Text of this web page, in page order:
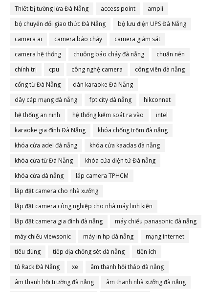
Thiết bị tường lửa Đà Nẵng
access point
ampli
bộ chuyển đổi giao thức Đà Nẵng
bộ lưu điện UPS Đà Nẵng
camera ai
camera báo cháy
camera giám sát
camera hệ thống
chuông báo cháy đà nẵng
chuẩn nén
chính trị
cpu công nghệ camera
công viên đà nẵng
cổng từ Đà Nẵng
dàn karaoke Đà Nẵng
dây cáp mạng đà nẵng
fpt city đà nẵng
hikconnet
hệ thống an ninh
hệ thống kiểm soát ra vào
intel
karaoke gia đình Đà Nẵng
khóa chống trộm đà nẵng
khóa cửa adel đà nẵng
khóa cửa kaadas đà nẵng
khóa cửa từ Đà Nẵng
khóa cửa điện tử Đà nẵng
khóa cửa đà nẵng
lắp camera TPHCM
lắp đặt camera cho nhà xưởng
lắp đặt camera công nghiệp cho nhà máy linh kiện
lắp đặt camera gia đình đà nẵng
máy chiếu panasonic đà nẵng
máy chiếu viewsonic
máy in hp đà nẵng
mạng internet
tiêu dùng
tiếp địa chống sét đà nẵng
tiện ích
tủ Rack Đà Nẵng
xe
âm thanh hội thảo đà nẵng
âm thanh hội trường đà nẵng
âm thanh nhà xưởng đà nẵng